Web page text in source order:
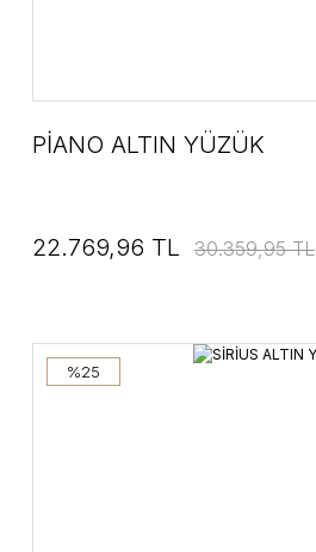
PİANO ALTIN YÜZÜK
22.769,96 TL 30.359,95 TL
%25